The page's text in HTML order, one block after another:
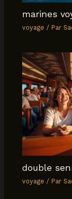
marines
voyage / Par
double
voyage / Par